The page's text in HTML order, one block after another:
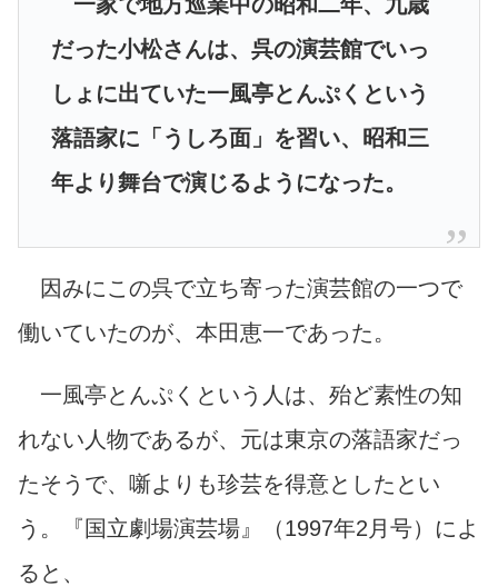
だった小松さんは、呉の演芸館でいっ
しょに出ていた一風亭とんぷくという
落語家に「うしろ面」を習い、昭和三
年より舞台で演じるようになった。
因みにこの呉で立ち寄った演芸館の一つで
働いていたのが、本田恵一であった。
一風亭とんぷくという人は、殆ど素性の知
れない人物であるが、元は東京の落語家だっ
たそうで、噺よりも珍芸を得意としたとい
う。
『国立劇場演芸場』（1997年2月号）によ
ると、